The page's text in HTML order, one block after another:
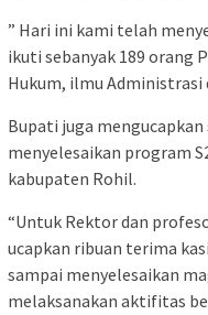
” Hari ini kami telah
ikuti sebanyak 189 orang
Hukum, ilmu Administrasi
Bupati juga
menyelesaikan program
kabupaten Rohil.
“Untuk Rektor dan
ucapkan ribuan terima
sampai menyelesaikan
melaksanakan aktifitas